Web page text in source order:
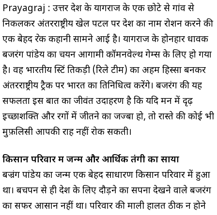
Prayagraj : उत्तर प्रदेश के प्रयागराज के एक छोटे से गांव से
निकलकर अंतरराष्ट्रीय खेल पटल पर देश का नाम रोशन करने की
एक बेहद प्रेरक कहानी सामने आई है। प्रयागराज के होनहार धावक
बजरंग पांडेय का चयन आगामी कॉमनवेल्थ गेम्स के लिए हो गया
है। वह भारतीय स्प्रिंट तिकड़ी (रिले टीम) का अहम हिस्सा बनकर
अंतरराष्ट्रीय ट्रैक पर भारत का प्रतिनिधित्व करेंगे। बजरंग की यह
सफलता इस बात का जीवंत उदाहरण है कि यदि मन में दृढ़
इच्छाशक्ति और रगों में जीतने का जज्बा हो, तो रास्ते की कोई भी
मुफ़लिसी आपकी राह नहीं रोक सकती।
किसान परिवार में जन्म और आर्थिक तंगी का साया
बज्रंग पांडेय का जन्म एक बेहद साधारण किसान परिवार में हुआ
था। बचपन से ही देश के लिए दौड़ने का सपना देखने वाले बजरंग
का सफर आसान नहीं था। परिवार की माली हालत ठीक न होने